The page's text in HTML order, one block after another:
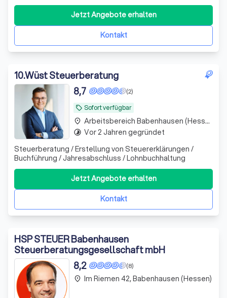
und technische Dienstleister. Beratung und direkte
Ansprechpartnerin statt anonymer Großkanzlei.
Kontakt
Jetzt Angebote erhalten
10.Wüst Steuerberatung
local_offer Sofort verfügbar
(2)
8,7
Steuerberatung / Erstellung von Steuererklärungen /
Buchführung / Jahresabschluss / Lohnbuchhaltung
Kontakt
Jetzt Angebote erhalten
place Arbeitsbereich Babenhausen (Hessen)
timelapse Vor 2 Jahren gegründet
HSP STEUER Babenhausen
Steuerberatungsgesellschaft mbH
(8)
8,2
place Im Riemen 42, Babenhausen (Hessen)